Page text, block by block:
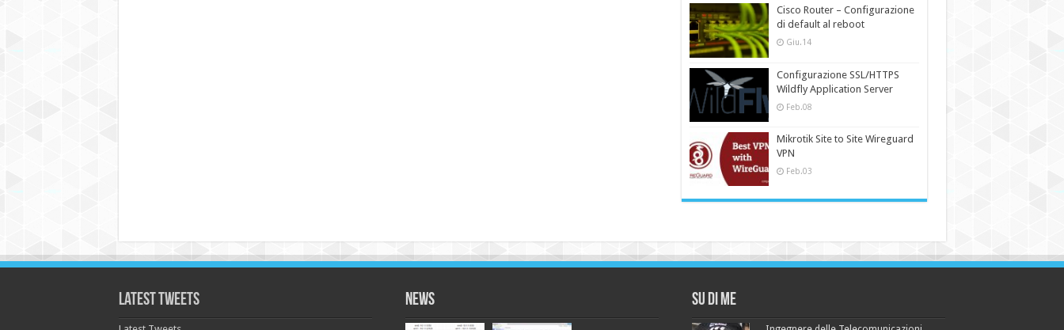
Cisco Router – Configurazione
di default al reboot
Giu.14
Configurazione SSL/HTTPS
Wildfly Application Server
Feb.08
Mikrotik Site to Site Wireguard
VPN
Feb.03
Latest Tweets News Su di me